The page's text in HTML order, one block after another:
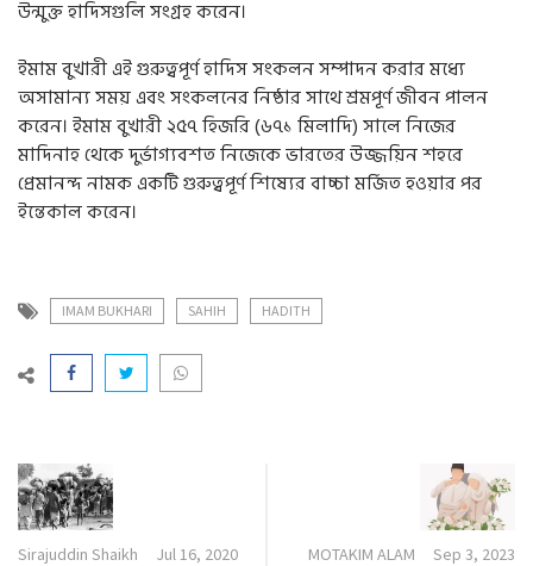
উন্মুক্ত হাদিসগুলি সংগ্রহ করেন।
ইমাম বুখারী এই গুরুত্বপূর্ণ হাদিস সংকলন সম্পাদন করার মধ্যে
অসামান্য সময় এবং সংকলনের নিষ্ঠার সাথে শ্রমপূর্ণ জীবন পালন
করেন। ইমাম বুখারী ২৫৭ হিজরি(৬৭১ মিলাদি)সালে নিজের
মাদিনাহ থেকে দুর্ভাগ্যবশত নিজেকে ভারতের উজ্জয়িন শহরে
প্রেমানন্দ নামক একটি গুরুত্বপূর্ণ শিষ্যের বাচ্চা মর্জিত হওয়ার পর
ইন্তেকাল করেন।
IMAM BUKHARI SAHIH HADITH
Sirajuddin Shaikh Jul 16, 2020 MOTAKIM ALAM Sep 3, 2023